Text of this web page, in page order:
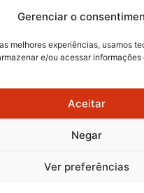
Gerenciar o
melhores experiências, usamos
e/ou acessar informações
Aceitar
Negar
Ver preferências
Assistência Técnica 07 – ©
direitos reservados –